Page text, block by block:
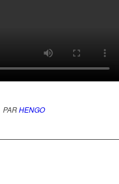
PARHENGO